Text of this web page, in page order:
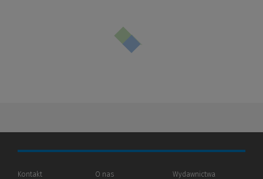
Kontakt
O nas
Wydawnictwa